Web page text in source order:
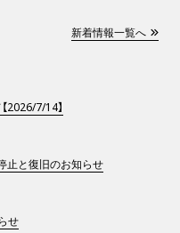
新着情報一覧へ
2026/7/14】
止と復旧のお知らせ
せ